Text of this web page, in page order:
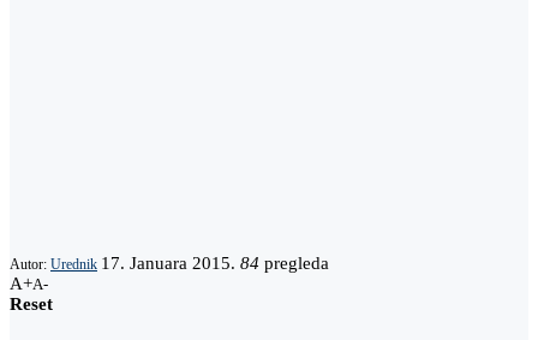
Autor: Urednik 17. Januara 2015. 84 pregleda
A+A-
Reset